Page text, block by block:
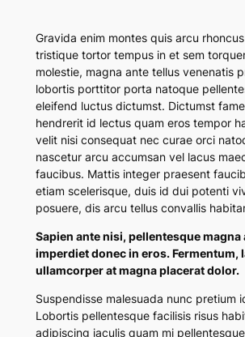
Gravida enim montes quis arcu
tristique tortor tempus in et sem
molestie, magna ante tellus venenatis
lobortis porttitor porta natoque
eleifend luctus dictumst. Dictumst
hendrerit id lectus quam eros tempor
velit nisi consequat nec curae orci
nascetur arcu accumsan vel lacus
faucibus. Mattis integer praesent
etiam scelerisque, duis id dui potenti
posuere, dis arcu tellus convallis
Sapien ante nisi, pellentesque magna
imperdiet donec in eros. Fermentum,
ullamcorper at magna placerat dolor.
Suspendisse malesuada nunc pretium
Lobortis pellentesque facilisis risus
adipiscing iaculis quam mi